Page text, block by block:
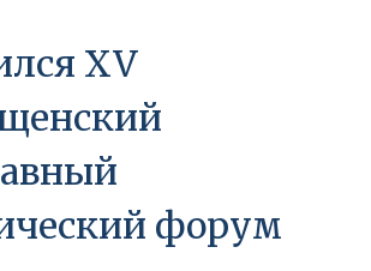
XV
форум